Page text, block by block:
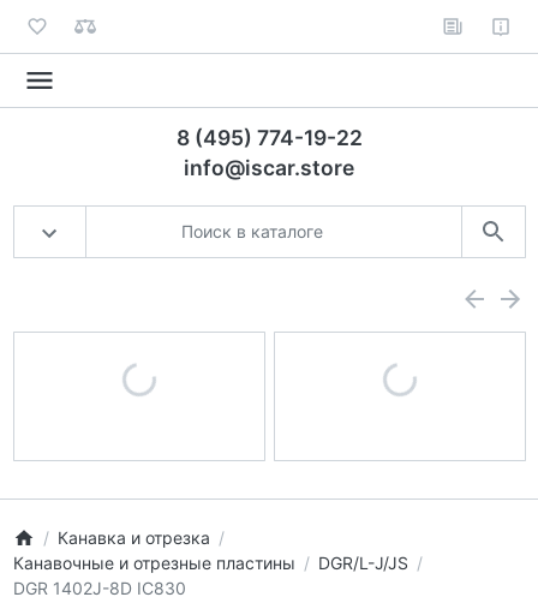
8 (495) 774-19-22
info@iscar.store
Канавка и отрезка
Канавочные и отрезные пластины
DGR/L-J/JS
DGR 1402J-8D IC830